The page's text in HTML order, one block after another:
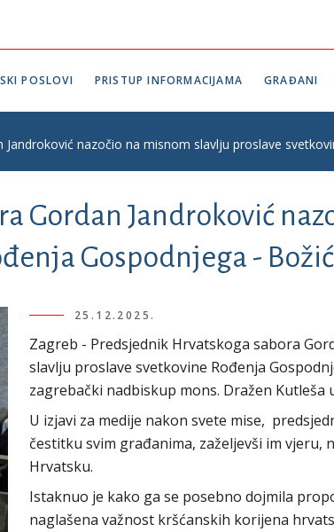
POSLOVI PRISTUP INFORMACIJAMA GRAĐANI
Jandroković nazočio na misnom slavlju proslave
Gordan Jandroković
Gospodnjega -
25.12.2025.
Zagreb - Predsjednik Hrvatskoga sabora
slavlju proslave svetkovine Rođenja
zagrebački nadbiskup mons. Dražen Kutleša
U izjavi za medije nakon svete mise,
čestitku svim građanima, zaželjevši im
Hrvatsku.
Istaknuo je kako ga se posebno dojmila
naglašena važnost kršćanskih korijena